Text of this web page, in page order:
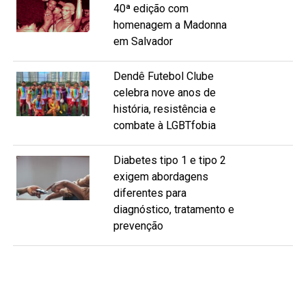
40ª edição com
homenagem a Madonna
em Salvador
Dendê Futebol Clube
celebra nove anos de
história, resistência e
combate à LGBTfobia
Diabetes tipo 1 e tipo 2
exigem abordagens
diferentes para
diagnóstico, tratamento e
prevenção